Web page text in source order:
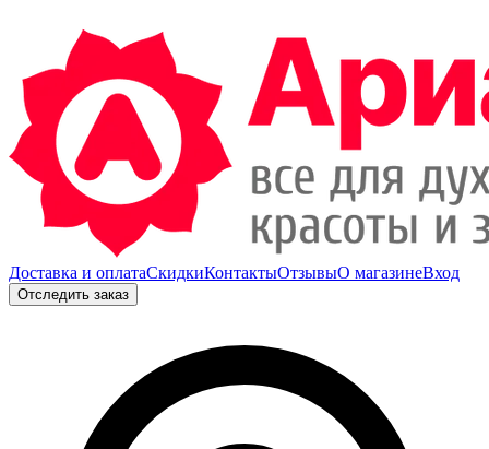
Доставка и оплатаСкидкиКонтактыОтзывыО магазинеВход
Отследить заказ